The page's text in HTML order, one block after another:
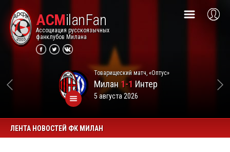
ACMilanFan
Ассоциация русскоязычных
фанклубов Милана
Товарищеский матч, «Оптус»
Милан1-1 Интер
5 августа 2026
ЛЕНТА НОВОСТЕЙ ФК МИЛАН